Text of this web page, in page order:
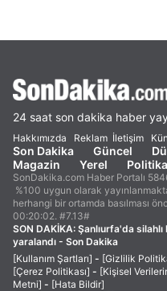
24 saat son dakika haber
Hakkımızda Reklam İletişim
Son Dakika Güncel
Magazin
Yerel Politika
SonDakika.com Haber Portalı
%100 uygun olarak
herhangi bir ortamda basılması
00:20:02. #7.13#
SON DAKİKA: Şanlıurfa'da
yaralandı - Son Dakika
[Kullanım Şartları] - [Gizlilik
[Çerez Politikası] - [Kişisel
Metni] - [Hata Bildir]